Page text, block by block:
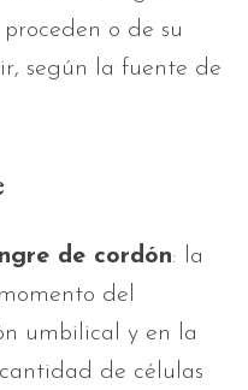
o de su
según la fuente de
de cordón: la
del
umbilical y en la
de células